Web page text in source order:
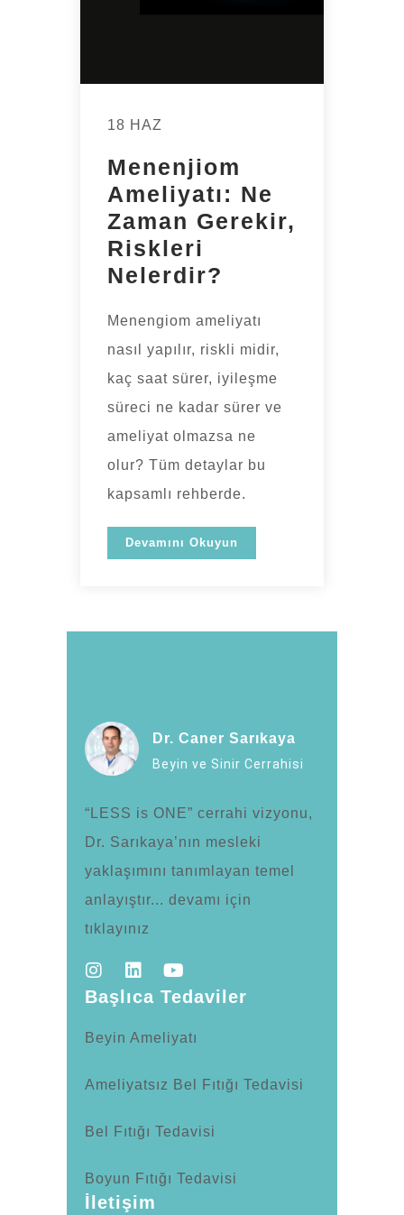
18 HAZ
Menenjiom
Ameliyatı: Ne
Zaman Gerekir,
Riskleri
Nelerdir?
Menengiom ameliyatı
nasıl yapılır, riskli midir,
kaç saat sürer, iyileşme
süreci ne kadar sürer ve
ameliyat olmazsa ne
olur? Tüm detaylar bu
kapsamlı rehberde.
Devamını Okuyun
Dr. Caner Sarıkaya
Beyin ve Sinir Cerrahisi
“LESS is ONE” cerrahi vizyonu,
Dr. Sarıkaya’nın mesleki
yaklaşımını tanımlayan temel
anlayıştır... devamı için
tıklayınız
Başlıca Tedaviler
Beyin Ameliyatı
Ameliyatsız Bel Fıtığı Tedavisi
Bel Fıtığı Tedavisi
Boyun Fıtığı Tedavisi
İletişim